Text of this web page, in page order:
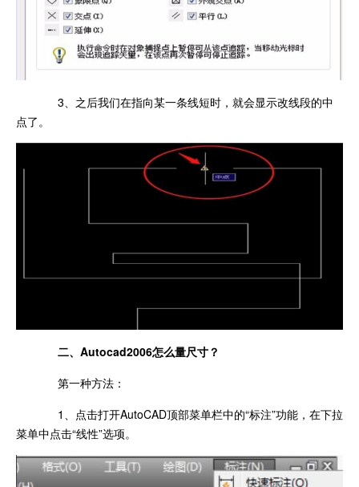
3、之后我们在指向某一条线短时，就会显示改线段的中
点了。
二、Autocad2006怎么量尺寸？
第一种方法：
1、点击打开AutoCAD顶部菜单栏中的“标注”功能，在下拉
菜单中点击“线性”选项。